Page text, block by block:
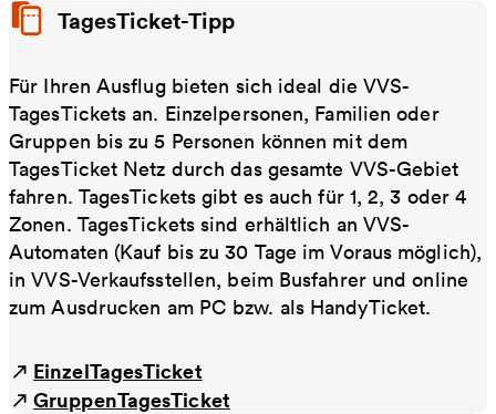
TagesTicket-Tipp
Für Ihren Ausflug bieten sich ideal die VVS-
TagesTickets an. Einzelpersonen, Familien oder
Gruppen bis zu 5 Personen können mit dem
TagesTicket Netz durch das gesamte VVS-Gebiet
fahren. TagesTickets gibt es auch für 1, 2, 3 oder 4
Zonen. TagesTickets sind erhältlich an VVS-
Automaten (Kauf bis zu 30 Tage im Voraus möglich),
in VVS-Verkaufsstellen, beim Busfahrer und online
zum Ausdrucken am PC bzw. als HandyTicket.
EinzelTagesTicket
GruppenTagesTicket